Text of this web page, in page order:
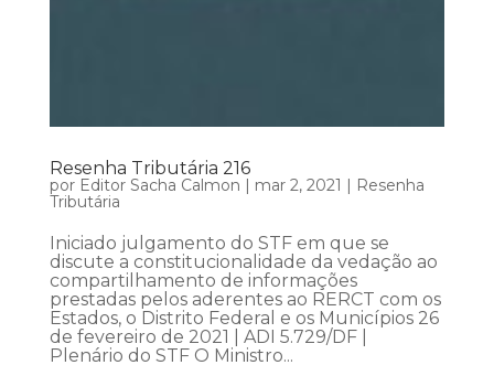
Resenha Tributária 216
por Editor Sacha Calmon | mar 2, 2021 | Resenha
Tributária
Iniciado julgamento do STF em que se
discute a constitucionalidade da vedação ao
compartilhamento de informações
prestadas pelos aderentes ao RERCT com os
Estados, o Distrito Federal e os Municípios 26
de fevereiro de 2021 | ADI 5.729/DF |
Plenário do STF O Ministro...